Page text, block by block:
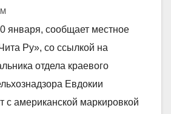
января, сообщает местное
Ру», со ссылкой на
отдела краевого
Евдокии
с американской маркировкой